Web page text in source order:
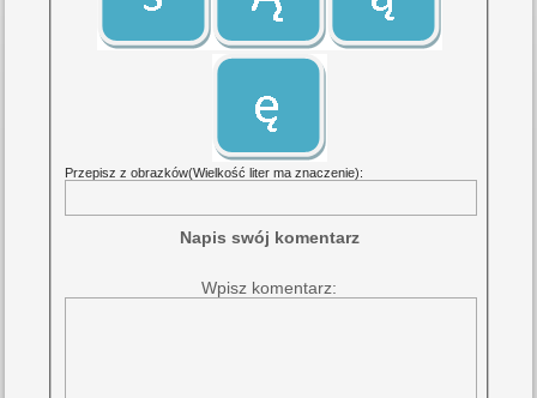
Przepisz z obrazków(Wielkość liter ma znaczenie):
Napis swój komentarz
Wpisz komentarz: